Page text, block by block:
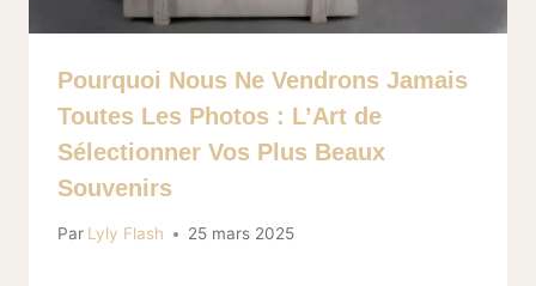
Pourquoi Nous Ne Vendrons Jamais
Toutes Les Photos : L’Art de
Sélectionner Vos Plus Beaux
Souvenirs
Par Lyly Flash 25 mars 2025